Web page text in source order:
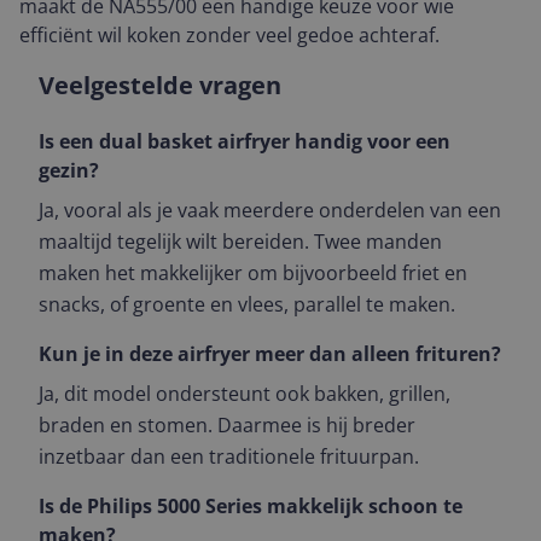
maakt de NA555/00 een handige keuze voor wie
efficiënt wil koken zonder veel gedoe achteraf.
Veelgestelde vragen
Is een dual basket airfryer handig voor een
gezin?
Ja, vooral als je vaak meerdere onderdelen van een
maaltijd tegelijk wilt bereiden. Twee manden
maken het makkelijker om bijvoorbeeld friet en
snacks, of groente en vlees, parallel te maken.
Kun je in deze airfryer meer dan alleen frituren?
Ja, dit model ondersteunt ook bakken, grillen,
braden en stomen. Daarmee is hij breder
inzetbaar dan een traditionele frituurpan.
Is de Philips 5000 Series makkelijk schoon te
maken?